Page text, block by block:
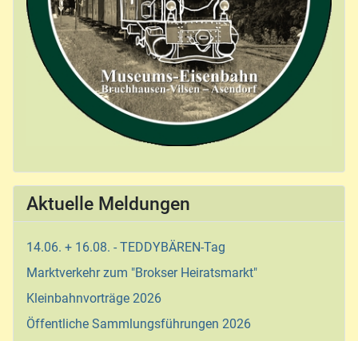
Aktuelle Meldungen
14.06. + 16.08. - TEDDYBÄREN-Tag
Marktverkehr zum "Brokser Heiratsmarkt"
Kleinbahnvorträge 2026
Öffentliche Sammlungsführungen 2026